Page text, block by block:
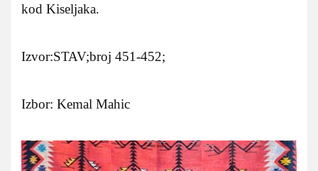
kod Kiseljaka.
Izvor:STAV;broj 451-452;
Izbor: Kemal Mahic